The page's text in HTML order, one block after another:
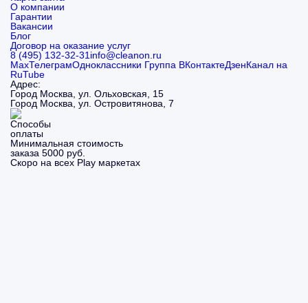
О компании
Гарантии
Вакансии
Блог
Договор на оказание услуг
8 (495) 132-32-31 info@cleanon.ru
MaxТелеграмОдноклассники Группа ВКонтактеДзенКанал на
RuTube
Адрес:
Город Москва, ул. Ольховская, 15
Город Москва, ул. Островитянова, 7
Минимальная стоимость
заказа 5000 руб.
Скоро на всех Play маркетах